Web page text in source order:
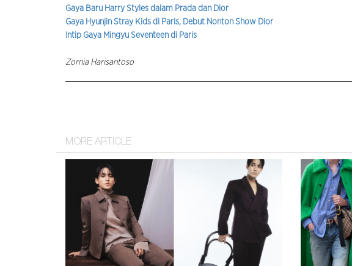
Gaya Baru Harry Styles dalam Prada dan Dior
Gaya Hyunjin Stray Kids di Paris, Debut Nonton Show Dior
Intip Gaya Mingyu Seventeen di Paris
Zornia Harisantoso
MORE ARTICLE